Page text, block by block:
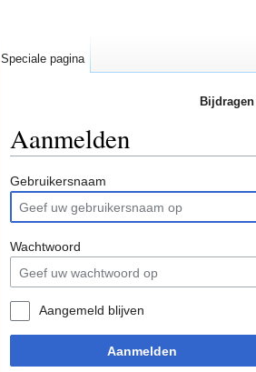
Aanmelden
Gebruikersnaam
Wachtwoord
Aangemeld blijven
Aanmelden
Speciale pagina